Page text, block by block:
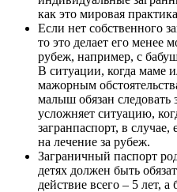
как это мировая
Если нет собственного
то это делает его менее
рубеж, например, с
В ситуации, когда маме
мажорным
малыш обязан следовать
усложняет ситуацию,
загранпаспорт, в
на лечение за рубеж.
Заграничный паспорт
детях должен быть
действие всего – 5 лет,